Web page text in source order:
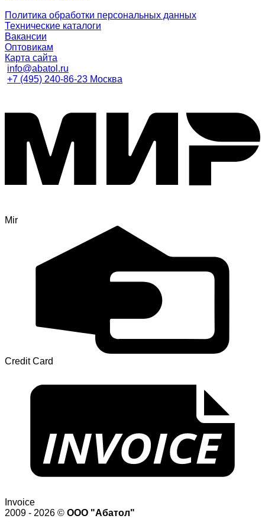
Политика обработки персональных данных
Технические каталоги
Вакансии
Оптовикам
Карта сайта
info@abatol.ru
+7 (495) 240-86-23 Москва
Mir
Credit Card
Invoice
2009 - 2026 © ООО "Абатол"